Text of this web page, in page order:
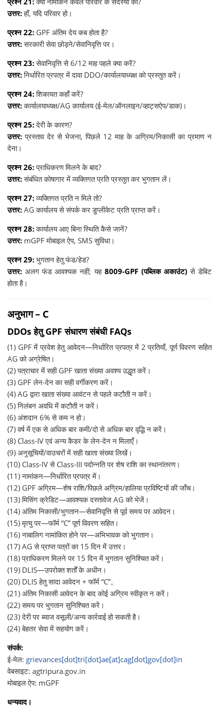
उत्तर:हाँ, यदि परिवार हो।
प्रश्न 22: GPF अंतिम देय कब होता है?
उत्तर:सरकारी सेवा छोड़ने/सेवानिवृत्ति पर।
प्रश्न 23:सेवानिवृत्ति से 6/12 माह पहले क्या करें?
उत्तर:निर्धारित प्रपत्र में दावा DDO/कार्यालयाध्यक्ष को प्रस्तुत करें।
प्रश्न 24:शिकायत कहाँ करें?
उत्तर:कार्यालयाध्यक्ष/AG कार्यालय (ई-मेल/ऑनलाइन/व्हाट्सऐप/डाक)।
प्रश्न 25:देरी के कारण?
उत्तर: प्रस्ताव देर से भेजना, पिछले 12 माह के अग्रिम/निकासी का प्रमाण न
देना।
प्रश्न 26:प्राधिकरण मिलने के बाद?
उत्तर:संबंधित कोषागार में व्यक्तिगत प्रति प्रस्तुत कर भुगतान लें।
प्रश्न 27:व्यक्तिगत प्रति न मिले तो?
उत्तर: AG कार्यालय से संपर्क कर डुप्लीकेट प्रति प्राप्त करें।
प्रश्न 28:कार्यालय आए बिना स्थिति कैसे जानें?
उत्तर: mGPF मोबाइल ऐप, SMS सुविधा।
प्रश्न 29: भुगतान हेतु फंड/हेड?
उत्तर: अलग फंड आवश्यक नहीं; यह 8009-GPF (पब्लिक अकाउंट)से डेबिट
होता है।
अनुभाग – C
DDOs हेतु GPF संधारण संबंधी FAQs
(1) GPF में प्रवेश हेतु आवेदन—निर्धारित प्रपत्र में 2 प्रतियाँ, पूर्ण विवरण सहित
AG को अग्रेषित।
(2) पत्राचार में सही GPF खाता संख्या अवश्य उद्धृत करें।
(3) GPF लेन-देन का सही वर्गीकरण करें।
(4) AG द्वारा खाता संख्या आवंटन से पहले कटौती न करें।
(5) निलंबन अवधि में कटौती न करें।
(6) अंशदान 6% से कम न हो।
(7) वर्ष में एक से अधिक बार कमी/दो से अधिक बार वृद्धि न करें।
(8) Class-IV एवं अन्य कैडर के लेन-देन न मिलाएँ।
(9) अनुसूचियों/वाउचरों में सही खाता संख्या लिखें।
(10) Class-IV से Class-III पदोन्नति पर शेष राशि का स्थानांतरण।
(11) नामांकन—निर्धारित प्रपत्र में।
(12) GPF अग्रिम—शेष राशि/पिछले अग्रिम/हालिया प्रविष्टियों की जाँच।
(13) मिसिंग क्रेडिट—आवश्यक दस्तावेज AG को भेजें।
(14) अंतिम निकासी/भुगतान—सेवानिवृत्ति से पूर्व समय पर आवेदन।
(15) मृत्यु पर—फॉर्म “C” पूर्ण विवरण सहित।
(16) नाबालिग नामांकित होने पर—अभिभावक को भुगतान।
(17) AG से प्राप्त पत्रों का 15 दिन में उत्तर।
(18) प्राधिकरण मिलने पर 15 दिन में भुगतान सुनिश्चित करें।
(19) DLIS—उपरोक्त शर्तों के अधीन।
(20) DLIS हेतु सादा आवेदन + फॉर्म “C”。
(21) अंतिम निकासी आवेदन के बाद कोई अग्रिम स्वीकृत न करें।
(22) समय पर भुगतान सुनिश्चित करें।
(23) देरी पर ब्याज वसूली/अन्य कार्रवाई हो सकती है।
(24) बेहतर सेवा में सहयोग करें।
संपर्क:
ई-मेल: grievances[dot]tri[dot]ae[at]cag[dot]gov[dot]in
वेबसाइट: agtripura.gov.in
मोबाइल ऐप: mGPF
धन्यवाद।